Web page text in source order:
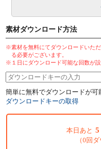
素材ダウンロード方法
※素材を無料にてダウンロードいた
る必要がございます。
※１日にダウンロード可能な回数が設
簡単に無料でダウンロードが可
ダウンロードキーの取得
本日あと 5
（0回